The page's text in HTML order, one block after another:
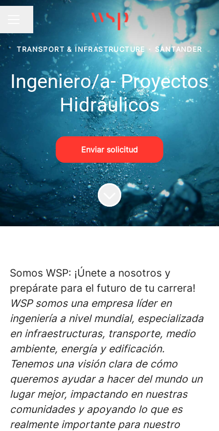
MENÚ DE EMPLEO
Compartir página
TRANSPORT & INFRASTRUCTURE · SANTANDER
Ingeniero/a- Proyectos
Hidráulicos
Enviar solicitud
Somos WSP: ¡Únete a nosotros y
prepárate para el futuro de tu carrera!
WSP somos una empresa líder en
ingeniería a nivel mundial, especializada
en infraestructuras, transporte, medio
ambiente, energía y edificación.
Tenemos una visión clara de cómo
queremos ayudar a hacer del mundo un
lugar mejor, impactando en nuestras
comunidades y apoyando lo que es
realmente importante para nuestro